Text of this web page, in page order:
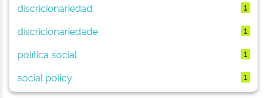
discricionariedad
1
discricionariedade 1
política social 1
social policy 1